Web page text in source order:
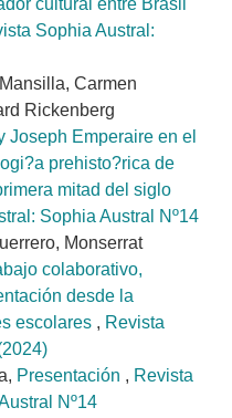
cultural entre Brasil
Sophia Austral:
Carmen
Rickenberg
Joseph Emperaire en el
prehisto?rica de
mitad del siglo
Sophia Austral Nº14
Monserrat
colaborativo,
desde la
escolares , Revista
Presentación , Revista
Nº14